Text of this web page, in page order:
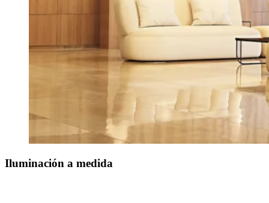
Iluminación a medida